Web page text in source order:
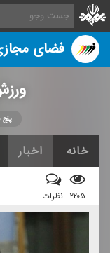
فضای
پنج
خانه اخبار
۲۲۰۵ نظرات